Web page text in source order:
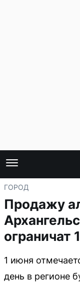
ГОРОД
Продажу
ограничат
1 июня
день в регионе